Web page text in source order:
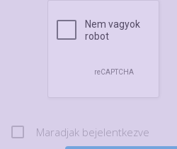
Maradjak bejelentkezve